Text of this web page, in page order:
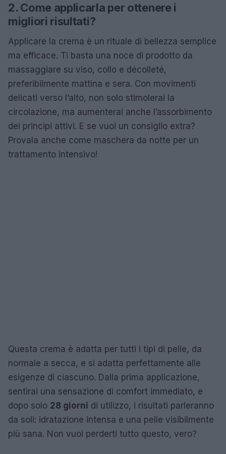
2. Come applicarla per ottenere i
migliori risultati?
Applicare la crema è un rituale di bellezza semplice
ma efficace. Ti basta una noce di prodotto da
massaggiare su viso, collo e décolleté,
preferibilmente mattina e sera. Con movimenti
delicati verso l’alto, non solo stimolerai la
circolazione, ma aumenterai anche l’assorbimento
dei principi attivi. E se vuoi un consiglio extra?
Provala anche come maschera da notte per un
trattamento intensivo!
Questa crema è adatta per tutti i tipi di pelle, da
normale a secca, e si adatta perfettamente alle
esigenze di ciascuno. Dalla prima applicazione,
sentirai una sensazione di comfort immediato, e
dopo solo 28 giorni di utilizzo, i risultati parleranno
da soli: idratazione intensa e una pelle visibilmente
più sana. Non vuoi perderti tutto questo, vero?